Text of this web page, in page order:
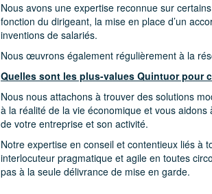
Nous avons une expertise reconnue sur
fonction du dirigeant, la mise en place d’un
inventions de salariés.
Nous œuvrons également régulièrement à la
Quelles sont les plus-values Quintuor pour
Nous nous attachons à trouver des solutions
à la réalité de la vie économique et vous
de votre entreprise et son activité.
Notre expertise en conseil et contentieux liés à
interlocuteur pragmatique et agile en toutes
pas à la seule délivrance de mise en garde.